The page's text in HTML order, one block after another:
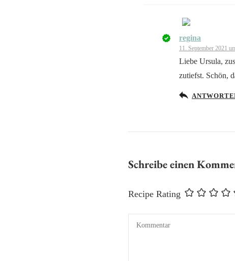
Das „Echte-
Anti-Spam
regina
11. September 2021
Liebe Ursula,
zutiefst. Schön,
Schreibe einen
Recipe Rating